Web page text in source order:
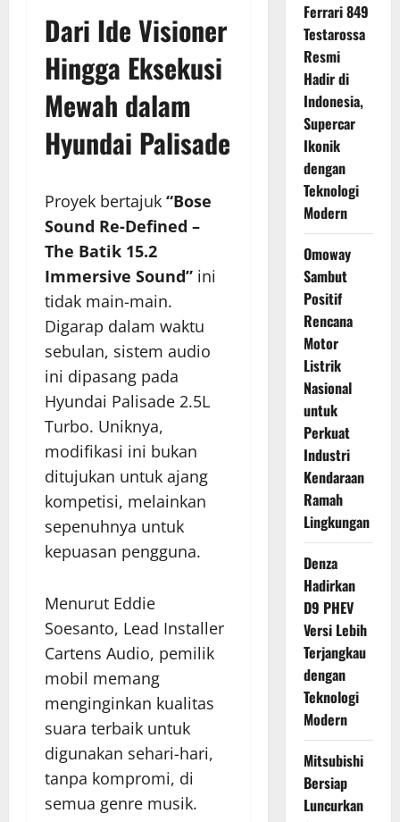
Dari Ide Visioner
Hingga Eksekusi
Mewah dalam
Hyundai Palisade
Proyek bertajuk “Bose
Sound Re-Defined –
The Batik 15.2
Immersive Sound” ini
tidak main-main.
Digarap dalam waktu
sebulan, sistem audio
ini dipasang pada
Hyundai Palisade 2.5L
Turbo. Uniknya,
modifikasi ini bukan
ditujukan untuk ajang
kompetisi, melainkan
sepenuhnya untuk
kepuasan pengguna.
Menurut Eddie
Soesanto, Lead Installer
Cartens Audio, pemilik
mobil memang
menginginkan kualitas
suara terbaik untuk
digunakan sehari-hari,
tanpa kompromi, di
semua genre musik.
Ferrari 849
Testarossa
Resmi
Hadir di
Indonesia,
Supercar
Ikonik
dengan
Teknologi
Modern
Omoway
Sambut
Positif
Rencana
Motor
Listrik
Nasional
untuk
Perkuat
Industri
Kendaraan
Ramah
Lingkungan
Denza
Hadirkan
D9 PHEV
Versi Lebih
Terjangkau
dengan
Teknologi
Modern
Mitsubishi
Bersiap
Luncurkan